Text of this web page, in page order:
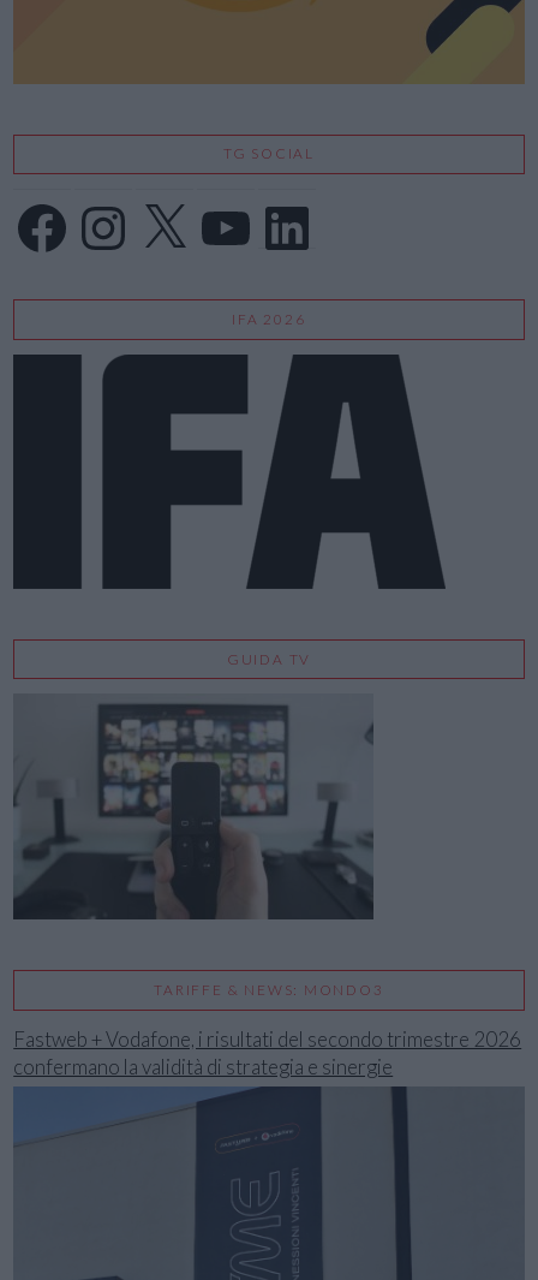
TG SOCIAL
FacebookInstagram
X LinkedIn
IFA 2026
GUIDA TV
TARIFFE & NEWS: MONDO3
Fastweb + Vodafone, i risultati del secondo trimestre 2026
confermano la validità di strategia e sinergie